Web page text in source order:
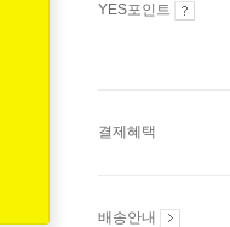
YES포인트
결제혜택
배송안내